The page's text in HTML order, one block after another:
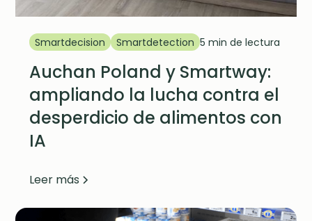
Smartdecision Smartdetection 5 min de lectura
Auchan Poland y Smartway:
ampliando la lucha contra el
desperdicio de alimentos con
IA
Leer más